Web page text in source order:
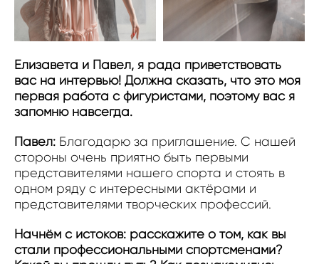
Елизавета и Павел, я рада приветствовать
вас на интервью! Должна сказать, что это моя
первая работа с фигуристами, поэтому вас я
запомню навсегда.
Павел: Благодарю за приглашение. С нашей
стороны очень приятно быть первыми
представителями нашего спорта и стоять в
одном ряду с интересными актёрами и
представителями творческих профессий.
Начнём с истоков: расскажите о том, как вы
стали профессиональными спортсменами?